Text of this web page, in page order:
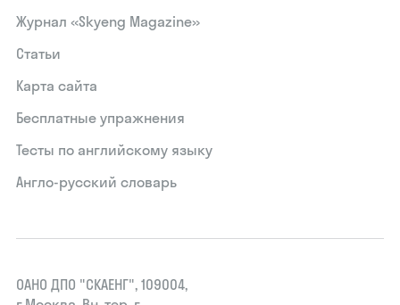
Журнал «Skyeng Magazine»
Статьи
Карта сайта
Бесплатные упражнения
Тесты по английскому языку
Англо-русский словарь
ОАНО ДПО "СКАЕНГ", 109004,